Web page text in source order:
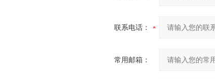
联系电话：
常用邮箱：